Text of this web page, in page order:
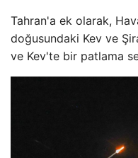
Tahran'a ek olarak,
doğusundaki Kev ve
ve Kev'te bir patlama